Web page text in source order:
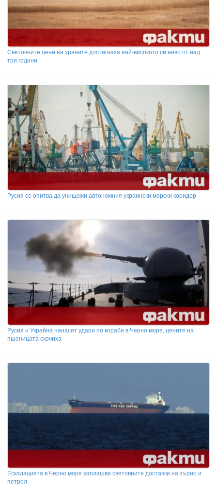
Световните цени на храните достигнаха най-високото си ниво от над
три години
Русия се опитва да унищожи автономния украински морски коридор
Русия и Украйна нанасят удари по кораби в Черно море, цените на
пшеницата скочиха
Ескалацията в Черно море заплашва световните доставки на зърно и
петрол